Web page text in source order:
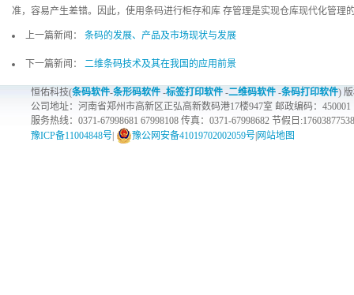
准，容易产生差错。因此，使用条码进行柜存和库 存管理是实现仓库现代化管理
上一篇新闻： 条码的发展、产品及市场现状与发展
下一篇新闻： 二维条码技术及其在我国的应用前景
恒佑科技(条码软件-条形码软件 -标签打印软件 -二维码软件 -条码打印软件)
公司地址：河南省郑州市高新区正弘高新数码港17楼947室 邮政编码：450001
服务热线：0371-67998681 67998108 传真：0371-67998682 节假日:17603877538
豫ICP备11004848号
豫公网安备41019702002059号 网站地图